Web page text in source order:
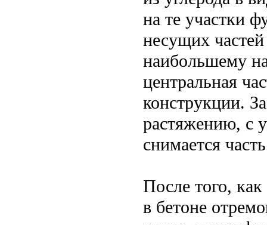
на те участки
несущих
наибольшему
центральная
конструкции.
растяжению, с
снимается
После того,
в бетоне